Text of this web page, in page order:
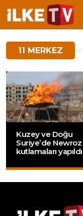
11 MERKEZ
Kuzey ve Doğu
Suriye’de Newroz
kutlamaları yapıldı